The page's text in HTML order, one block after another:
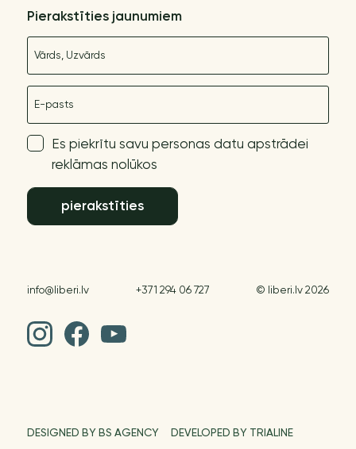
Pierakstīties jaunumiem
Es piekrītu savu personas datu apstrādei
reklāmas nolūkos
pierakstīties
info@liberi.lv +371 294 06 727 © liberi.lv 2026
DESIGNED BY BS AGENCY DEVELOPED BY TRIALINE